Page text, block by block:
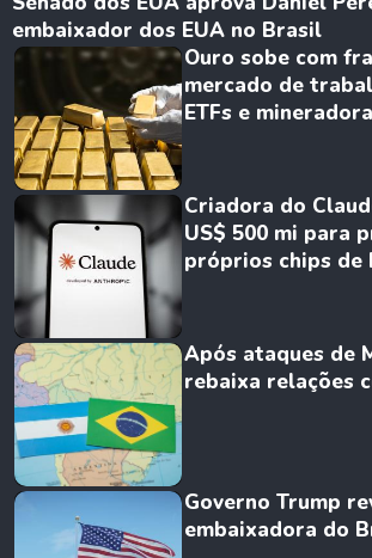
embaixador dos EUA no Brasil
Ouro sobe com
mercado de
ETFs e
Criadora do
US$ 500 mi para
próprios chips de
Após ataques de
rebaixa relações
Governo Trump
embaixadora do